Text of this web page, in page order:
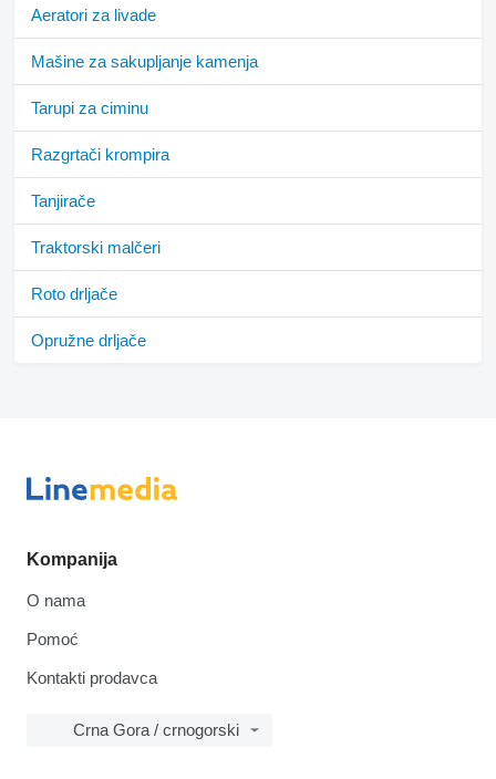
Aeratori za livade
Mašine za sakupljanje kamenja
Tarupi za ciminu
Razgrtači krompira
Tanjirače
Traktorski malčeri
Roto drljače
Opružne drljače
Kompanija
O nama
Pomoć
Kontakti prodavca
Crna Gora / crnogorski